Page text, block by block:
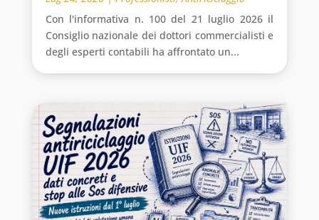
Con l'informativa n. 100 del 21 luglio 2026 il
Consiglio nazionale dei dottori commercialisti e
degli esperti contabili ha affrontato un...